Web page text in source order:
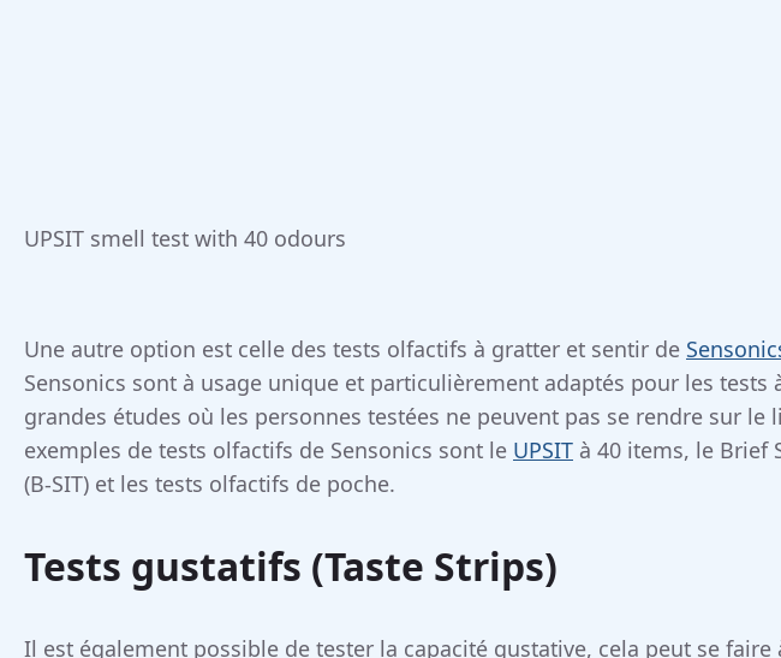
UPSIT smell test with 40 odours
Une autre option est celle des tests olfactifs à gratter et sentir de
Sensonics sont à usage unique et particulièrement adaptés pour les tests
grandes études où les personnes testées ne peuvent pas se rendre sur le
exemples de tests olfactifs de Sensonics sont le UPSIT à 40 items, le Brief
(B-SIT) et les tests olfactifs de poche.
Tests gustatifs (Taste Strips)
Il est également possible de tester la capacité gustative, cela peut se faire